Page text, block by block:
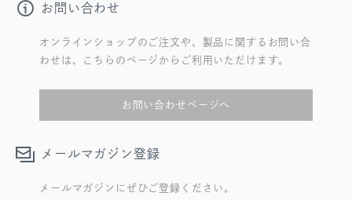
お問い合わせ
オンラインショップのご注文や、製品に関するお問い合
わせは、こちらのページからご利用いただけます。
お問い合わせページへ
メールマガジン登録
メールマガジンにぜひご登録ください。